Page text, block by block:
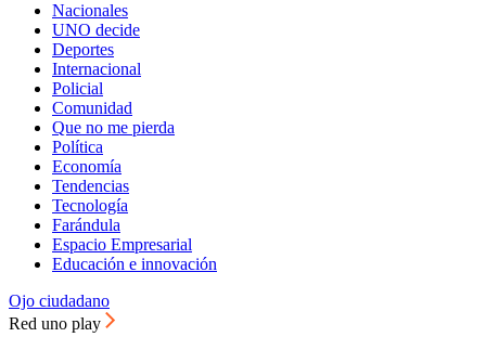
Nacionales
UNO decide
Deportes
Internacional
Policial
Comunidad
Que no me pierda
Política
Economía
Tendencias
Tecnología
Farándula
Espacio Empresarial
Educación e innovación
Ojo ciudadano
Red uno play